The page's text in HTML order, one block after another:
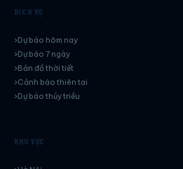
DỊCH VỤ
Dự báo hôm nay
Dự báo 7 ngày
Bản đồ thời tiết
Cảnh báo thiên tai
Dự báo thủy triều
KHU VỰC